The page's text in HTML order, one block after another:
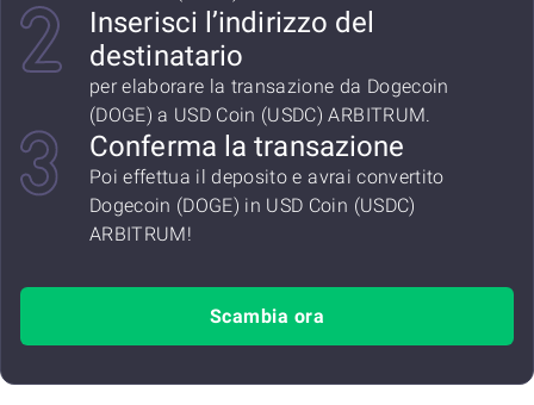
Inserisci l’indirizzo del
destinatario
per elaborare la transazione da Dogecoin
(DOGE) a USD Coin (USDC) ARBITRUM.
Conferma la transazione
Poi effettua il deposito e avrai convertito
Dogecoin (DOGE) in USD Coin (USDC)
ARBITRUM!
Scambia ora